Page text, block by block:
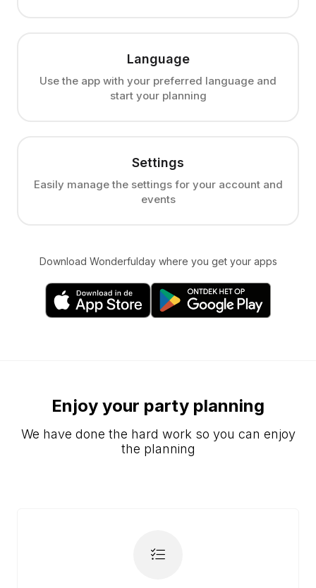
Language
Use the app with your preferred language and
start your planning
Settings
Easily manage the settings for your account and
events
Download Wonderfulday where you get your apps
Enjoy your party planning
We have done the hard work so you can enjoy
the planning